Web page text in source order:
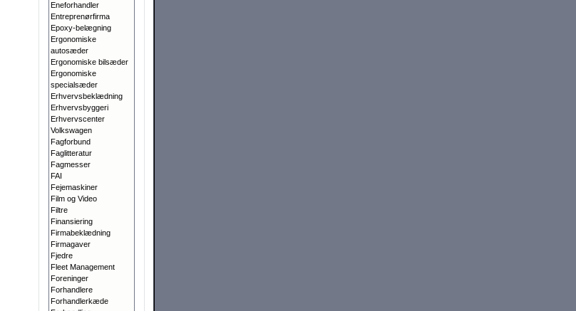
Eneforhandler
Entreprenørfirma
Epoxy-belægning
Ergonomiske
autosæder
Ergonomiske bilsæder
Ergonomiske
specialsæder
Erhvervsbeklædning
Erhvervsbyggeri
Erhvervscenter
Volkswagen
Fagforbund
Faglitteratur
Fagmesser
FAI
Fejemaskiner
Film og Video
Filtre
Finansiering
Firmabeklædning
Firmagaver
Fjedre
Fleet Management
Foreninger
Forhandlere
Forhandlerkæde